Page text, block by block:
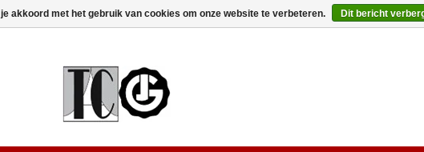
akkoord met het gebruik van cookies om onze website te verbeteren. Dit bericht